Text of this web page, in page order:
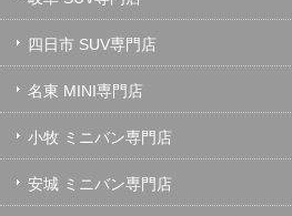
四日市 SUV専門店
名東 MINI専門店
小牧 ミニバン専門店
安城 ミニバン専門店